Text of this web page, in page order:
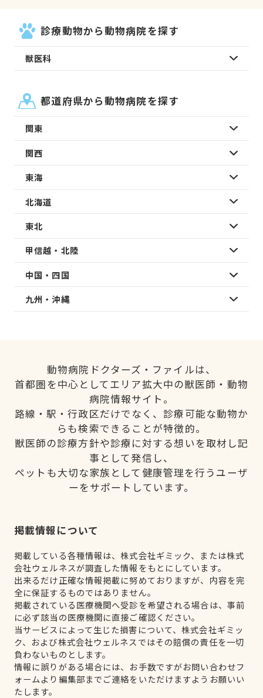
診療動物から動物病院を探す
獣医科
都道府県から動物病院を探す
関東
関西
東海
北海道
東北
甲信越・北陸
中国・四国
九州・沖縄
動物病院ドクターズ・ファイルは、
首都圏を中心としてエリア拡大中の獣医師・動物
病院情報サイト。
路線・駅・行政区だけでなく、診療可能な動物か
らも検索できることが特徴的。
獣医師の診療方針や診療に対する想いを取材し記
事として発信し、
ペットも大切な家族として健康管理を行うユーザ
ーをサポートしています。
掲載情報について
掲載している各種情報は、株式会社ギミック、または株式
会社ウェルネスが調査した情報をもとにしています。
出来るだけ正確な情報掲載に努めておりますが、内容を完
全に保証するものではありません。
掲載されている医療機関へ受診を希望される場合は、事前
に必ず該当の医療機関に直接ご確認ください。
当サービスによって生じた損害について、株式会社ギミッ
ク、および株式会社ウェルネスではその賠償の責任を一切
負わないものとします。
情報に誤りがある場合には、お手数ですがお問い合わせフ
ォームより編集部までご連絡をいただけますようお願いい
たします。